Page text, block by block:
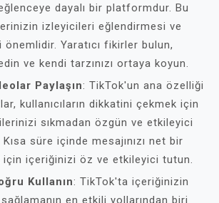
dayalı bir platformdur. Bu
izleyicileri eğlendirmesi ve
Yaratıcı fikirler bulun,
ve kendi tarzınızı ortaya koyun.
Paylaşın: TikTok'un ana özelliği
kullanıcıların dikkatini çekmek için
sıkmadan özgün ve etkileyici
süre içinde mesajınızı net bir
için içeriğinizi öz ve etkileyici tutun.
Kullanın: TikTok'ta içeriğinizin
en etkili yollarından biri